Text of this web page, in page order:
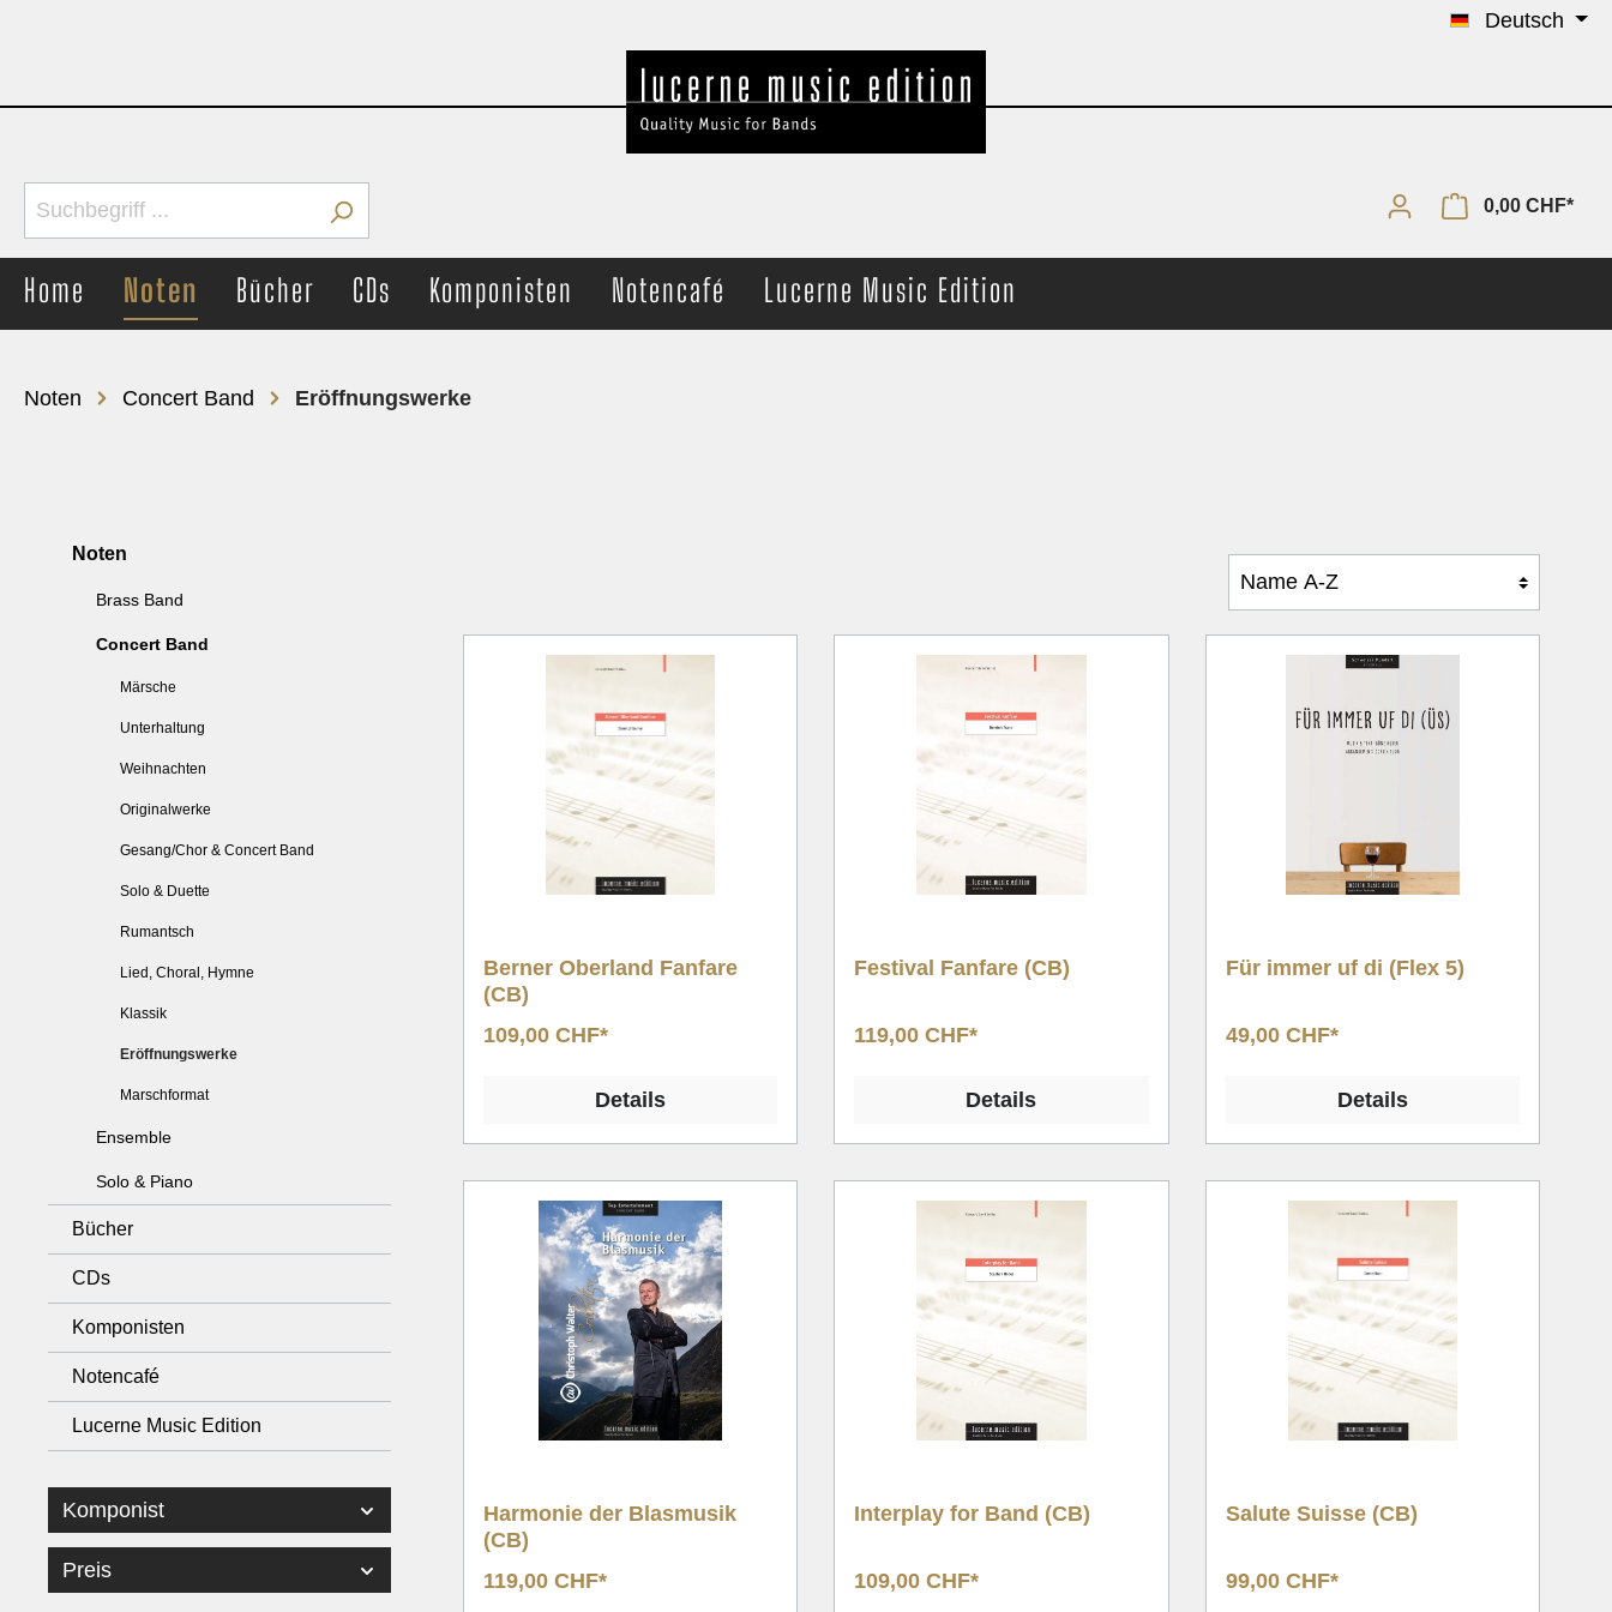
Deutsch
0,00 CHF*
Home Noten Bücher CDs Komponisten Notencafé Lucerne Music Edition
Originalwerke
Gesang/Chor & Brass Band
Solo & Duette
Rumantsch
Lied, Choral, Hymne
Klassik
Eröffnungswerke
Lied, Choral, Hymne
Klassik
Eröffnungswerke
Marschformat
Large Brass Ensemble
Flex Ensemble
Noten Concert Band Eröffnungswerke
Noten
Brass Band
Concert Band
Märsche
Unterhaltung
Weihnachten
Originalwerke
Gesang/Chor & Concert Band
Solo & Duette
Rumantsch
Lied, Choral, Hymne
Klassik
Eröffnungswerke
Marschformat
Ensemble
Solo & Piano
Bücher
CDs
Komponisten
Notencafé
Lucerne Music Edition
Komponist
Preis
Berner Oberland Fanfare
(CB)
109,00 CHF*
Details
Festival Fanfare (CB)
119,00 CHF*
Details
Für immer uf di (Flex 5)
49,00 CHF*
Details
Harmonie der Blasmusik
(CB)
119,00 CHF*
Interplay for Band (CB)
109,00 CHF*
Salute Suisse (CB)
99,00 CHF*